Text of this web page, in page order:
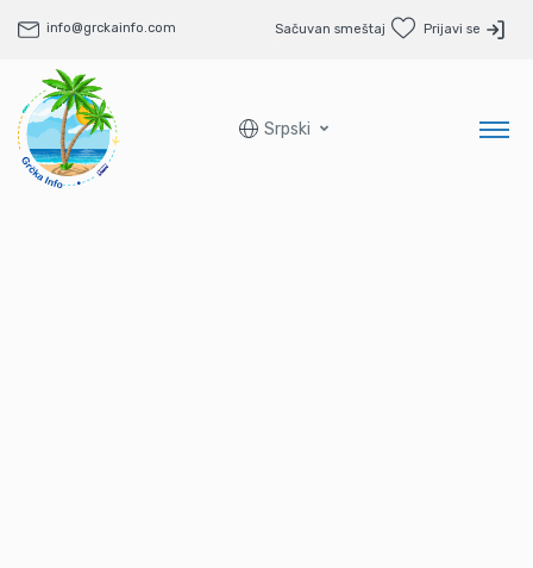
info@grckainfo.com Sačuvan smeštaj Prijavi se
Srpski